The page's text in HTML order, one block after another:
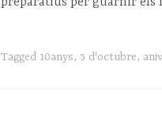
Tagged 10anys, 5 d'octubre,